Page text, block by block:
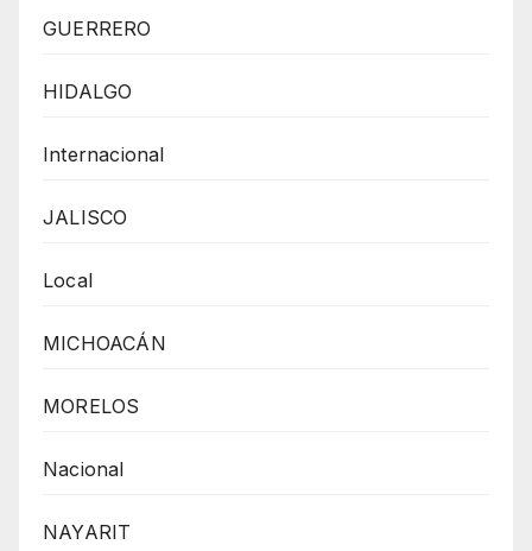
GUERRERO
HIDALGO
Internacional
JALISCO
Local
MICHOACÁN
MORELOS
Nacional
NAYARIT